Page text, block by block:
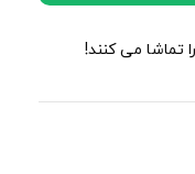
تماشا می کنند!